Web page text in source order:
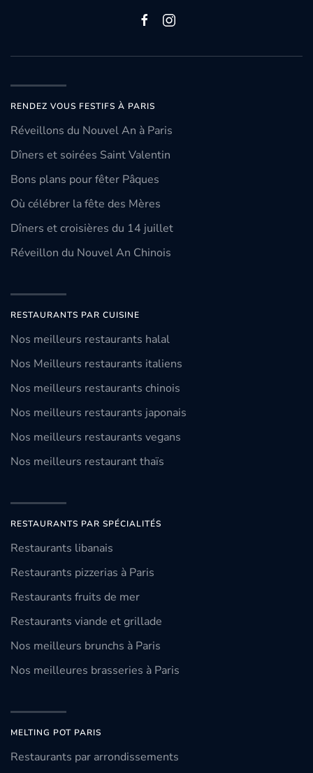
RENDEZ VOUS FESTIFS À PARIS
Réveillons du Nouvel An à Paris
Dîners et soirées Saint Valentin
Bons plans pour fêter Pâques
Où célébrer la fête des Mères
Dîners et croisières du 14 juillet
Réveillon du Nouvel An Chinois
RESTAURANTS PAR CUISINE
Nos meilleurs restaurants halal
Nos Meilleurs restaurants italiens
Nos meilleurs restaurants chinois
Nos meilleurs restaurants japonais
Nos meilleurs restaurants vegans
Nos meilleurs restaurant thaïs
RESTAURANTS PAR SPÉCIALITÉS
Restaurants libanais
Restaurants pizzerias à Paris
Restaurants fruits de mer
Restaurants viande et grillade
Nos meilleurs brunchs à Paris
Nos meilleures brasseries à Paris
MELTING POT PARIS
Restaurants par arrondissements